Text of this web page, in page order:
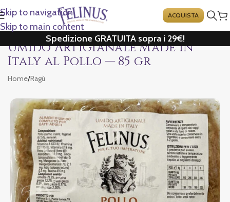
Skip to navigation
Skip to main content
ACQUISTA
Spedizione GRATUITA sopra i 29€!
Umido Artigianale Made in
Italy al Pollo — 85 gr
Home/Ragù